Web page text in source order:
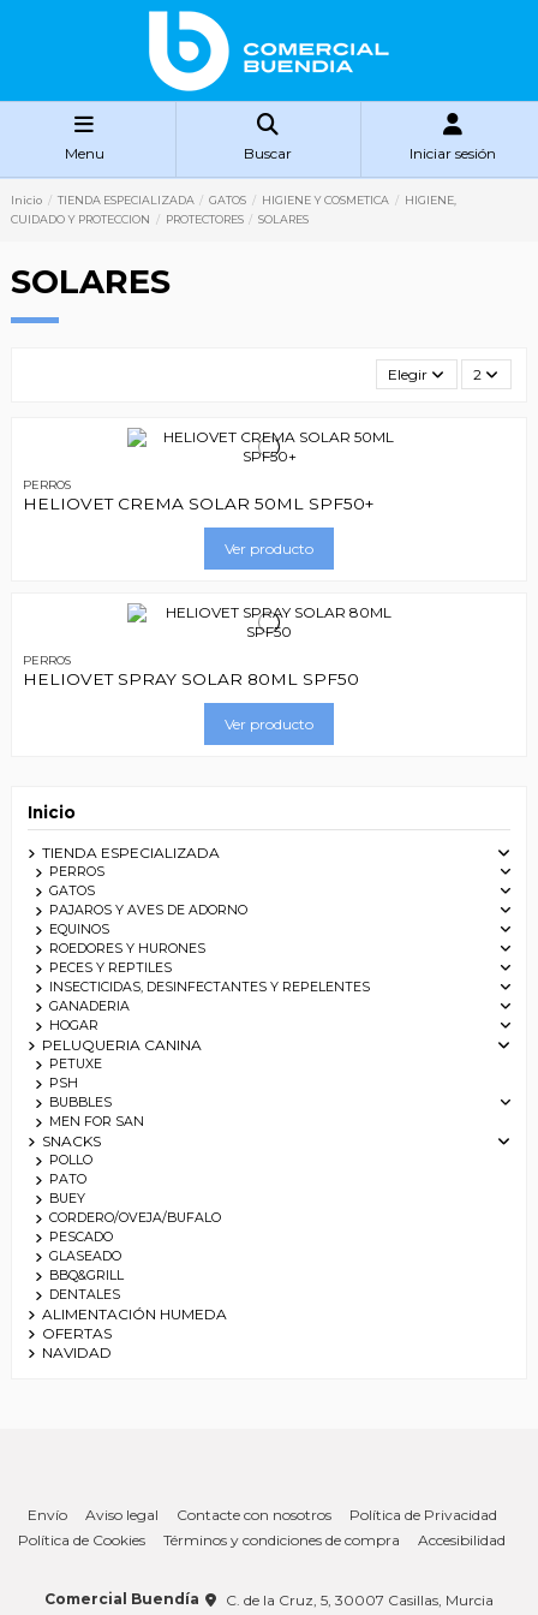
Menu Buscar Iniciar sesión
Inicio TIENDA ESPECIALIZADA GATOS HIGIENE Y COSMETICA
HIGIENE,
CUIDADO Y PROTECCION
PROTECTORES SOLARES
SOLARES
Elegir 2
PERROS
HELIOVET CREMA SOLAR 50ML SPF50+
Ver producto
PERROS
HELIOVET SPRAY SOLAR 80ML SPF50
Ver producto
Inicio
TIENDA ESPECIALIZADA
PERROS
GATOS
PAJAROS Y AVES DE ADORNO
EQUINOS
ROEDORES Y HURONES
PECES Y REPTILES
INSECTICIDAS, DESINFECTANTES Y REPELENTES
GANADERIA
HOGAR
PELUQUERIA CANINA
PETUXE
PSH
BUBBLES
MEN FOR SAN
SNACKS
POLLO
PATO
BUEY
CORDERO/OVEJA/BUFALO
PESCADO
GLASEADO
BBQ&GRILL
DENTALES
ALIMENTACIÓN HUMEDA
OFERTAS
NAVIDAD
Envío Aviso legal Contacte con nosotros
Política de Privacidad
Política de Cookies
Términos y condiciones de compra Accesibilidad
Comercial Buendía C. de la Cruz, 5, 30007 Casillas, Murcia